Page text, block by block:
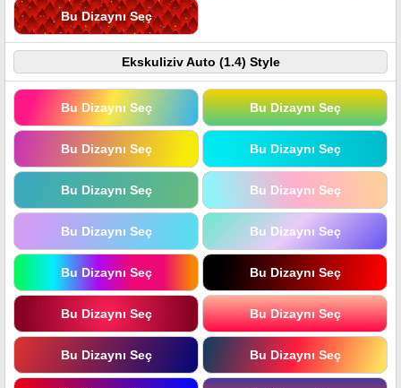
Bu Dizaynı Seç
Ekskuliziv Auto (1.4) Style
Bu Dizaynı Seç Bu Dizaynı Seç
Bu Dizaynı Seç Bu Dizaynı Seç
Bu Dizaynı Seç Bu Dizaynı Seç
Bu Dizaynı Seç Bu Dizaynı Seç
Bu Dizaynı Seç Bu Dizaynı Seç
Bu Dizaynı Seç Bu Dizaynı Seç
Bu Dizaynı Seç Bu Dizaynı Seç